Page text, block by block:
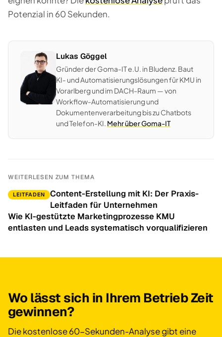
Potenzial in 60 Sekunden.
Lukas Göggel
Gründer der Goma-IT e.U. in Bludenz. Baut
KI- und Automatisierungslösungen für KMU in
Vorarlberg und im DACH-Raum — von
Workflow-Automatisierung und
Dokumentenverarbeitung bis zu Chatbots
und Telefon-KI. Mehr über Goma-IT
WEITERLESEN ZUM THEMA
LEITFADEN
Content-Erstellung mit KI: Der Praxis-
Leitfaden für Unternehmen
Wie KI-gestützte Marketingprozesse KMU
entlasten und Leads systematisch vorqualifizieren
Wo lässt sich in Ihrem Betrieb Zeit
gewinnen?
Die kostenlose 60-Sekunden-Analyse gibt eine